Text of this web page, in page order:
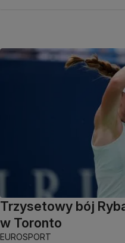
Trzysetowy bój
w Toronto
EUROSPORT